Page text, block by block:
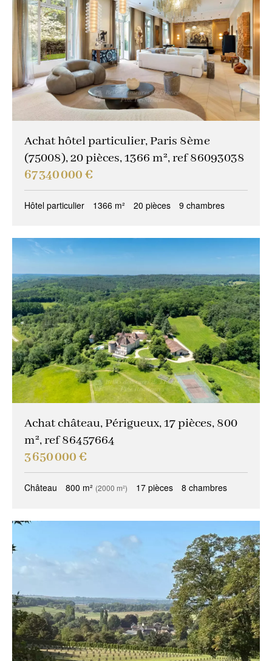
Achat hôtel particulier, Paris 8ème
(75008), 20 pièces, 1366 m², ref 86093038
67 340 000 €
Hôtel particulier 1366 m² 20 pièces 9 chambres
Achat château, Périgueux, 17 pièces, 800
m², ref 86457664
3 650 000 €
Château 800 m² (2000 m²) 17 pièces 8 chambres